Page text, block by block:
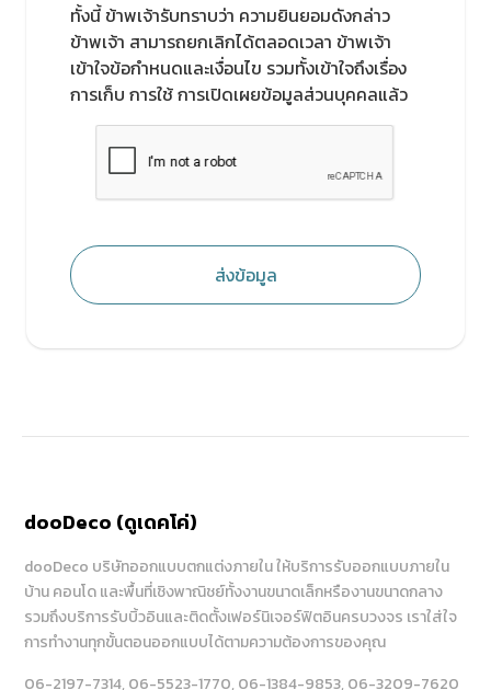
ทั้งนี้ ข้าพเจ้ารับทราบว่า ความยินยอมดังกล่าว
ข้าพเจ้า สามารถยกเลิกได้ตลอดเวลา ข้าพเจ้า
เข้าใจข้อกำหนดและเงื่อนไข รวมทั้งเข้าใจถึงเรื่อง
การเก็บ การใช้ การเปิดเผยข้อมูลส่วนบุคคลแล้ว
ส่งข้อมูล
dooDeco (ดูเดคโค่)
dooDeco บริษัทออกแบบตกแต่งภายใน ให้บริการรับออกแบบภายใน
บ้าน คอนโด และพื้นที่เชิงพาณิชย์ทั้งงานขนาดเล็กหรืองานขนาดกลาง
รวมถึงบริการรับบิ้วอินและติดตั้งเฟอร์นิเจอร์ฟิตอินครบวงจร เราใส่ใจ
การทำงานทุกขั้นตอนออกแบบได้ตามความต้องการของคุณ
06-2197-7314, 06-5523-1770, 06-1384-9853, 06-3209-7620